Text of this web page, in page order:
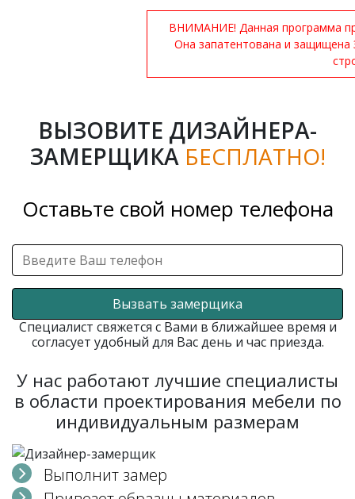
ВНИМАНИЕ! Данная программа
Она запатентована и
ВЫЗОВИТЕ ДИЗАЙНЕРА-
ЗАМЕРЩИКА БЕСПЛАТНО!
Оставьте свой номер телефона
Вызвать замерщика
Специалист свяжется с Вами в ближайшее время и
согласует удобный для Вас день и час приезда.
У нас работают лучшие специалисты
в области проектирования мебели по
индивидуальным размерам
Выполнит замер